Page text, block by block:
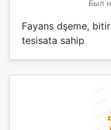
Был
Fayans dşeme,
tesisata sahip